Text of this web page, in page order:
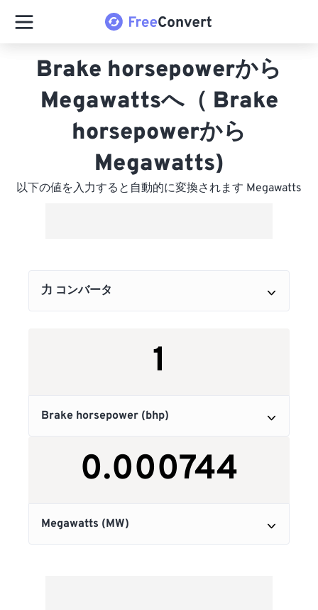
Brake horsepowerから
Megawattsへ（ Brake
horsepowerから
Megawatts)
以下の値を入力すると自動的に変換されます Megawatts